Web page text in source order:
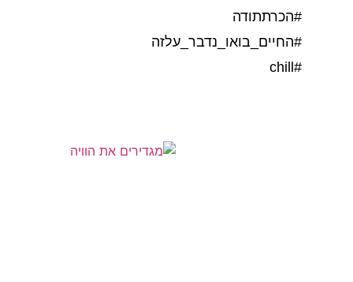
#הכרתתודה
#החיים_בואו_נדבר_עלזה
#chill